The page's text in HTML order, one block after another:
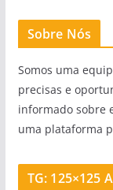
Sobre Nós
Somos uma
precisas e
informado sobre
uma plataforma
TG: 125×125